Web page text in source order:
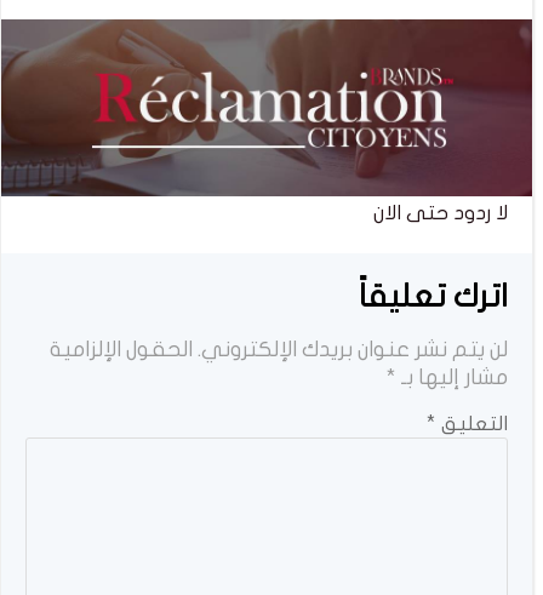
لا ردود حتى الان
اترك تعليقاً
لن يتم نشر عنوان بريدك الإلكتروني. الحقول الإلزامية
مشار إليها بـ *
التعليق *